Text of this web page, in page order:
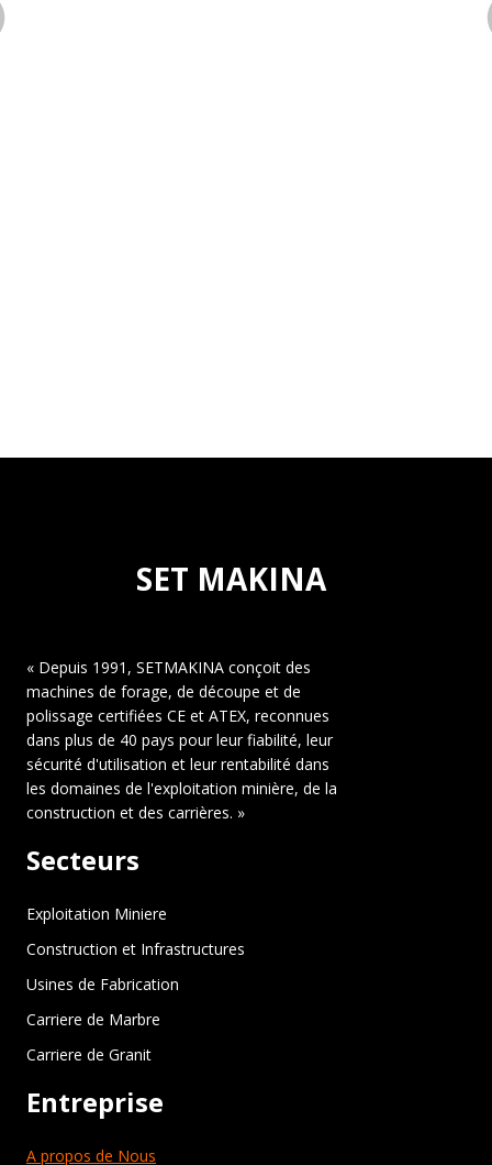
SET MAKINA
« Depuis 1991, SETMAKINA conçoit des
machines de forage, de découpe et de
polissage certifiées CE et ATEX, reconnues
dans plus de 40 pays pour leur fiabilité, leur
sécurité d'utilisation et leur rentabilité dans
les domaines de l'exploitation minière, de la
construction et des carrières. »
Secteurs
Exploitation Miniere
Construction et Infrastructures
Usines de Fabrication
Carriere de Marbre
Carriere de Granit
Entreprise
A propos de Nous